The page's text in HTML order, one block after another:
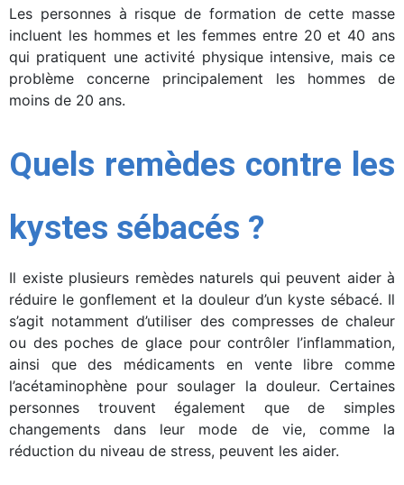
Les personnes à risque de formation de cette masse
incluent les hommes et les femmes entre 20 et 40 ans
qui pratiquent une activité physique intensive, mais ce
problème concerne principalement les hommes de
moins de 20 ans.
Quels remèdes contre les
kystes sébacés ?
Il existe plusieurs remèdes naturels qui peuvent aider à
réduire le gonflement et la douleur d’un kyste sébacé. Il
s’agit notamment d’utiliser des compresses de chaleur
ou des poches de glace pour contrôler l’inflammation,
ainsi que des médicaments en vente libre comme
l’acétaminophène pour soulager la douleur. Certaines
personnes trouvent également que de simples
changements dans leur mode de vie, comme la
réduction du niveau de stress, peuvent les aider.